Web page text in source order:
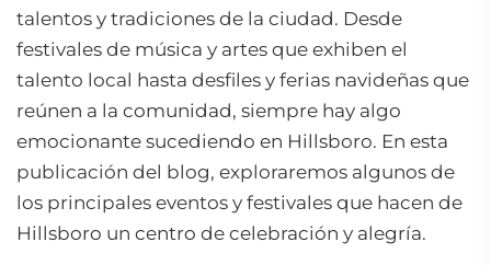
talentos y tradiciones de la ciudad. Desde
festivales de música y artes que exhiben el
talento local hasta desfiles y ferias navideñas que
reúnen a la comunidad, siempre hay algo
emocionante sucediendo en Hillsboro. En esta
publicación del blog, exploraremos algunos de
los principales eventos y festivales que hacen de
Hillsboro un centro de celebración y alegría.